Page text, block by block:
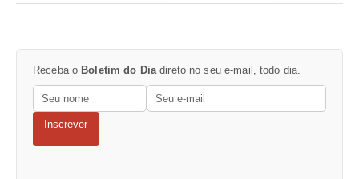
Receba o Boletim do Dia direto no seu e-mail, todo dia.
Inscrever